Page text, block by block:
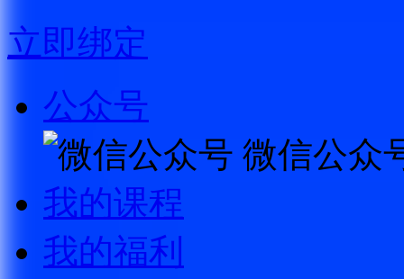
立即绑定
公众号
微信公众
我的课程
我的福利